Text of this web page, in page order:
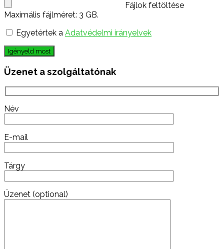
Fájlok feltöltése
Maximális fájlméret: 3 GB.
Egyetértek a Adatvédelmi irányelvek
Igényeld most
Üzenet a szolgáltatónak
Név
E-mail
Tárgy
Üzenet (optional)